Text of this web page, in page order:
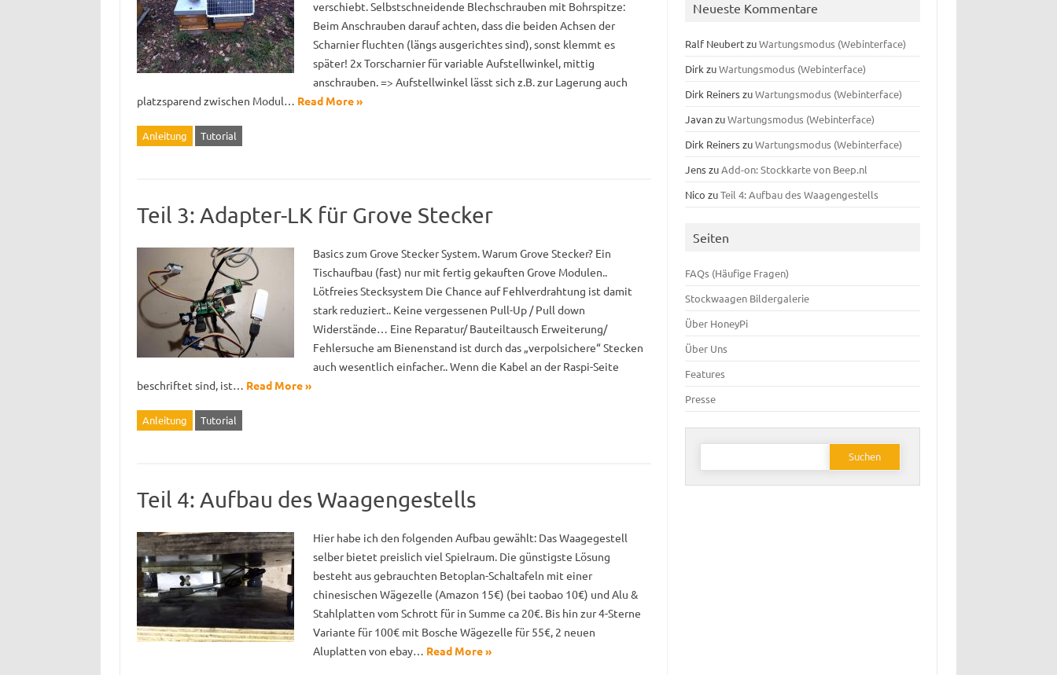
verschiebt. Selbstschneidende Blechschrauben mit Bohrspitze:
Beim Anschrauben darauf achten, dass die beiden Achsen der
Scharnier fluchten (längs ausgerichtes sind), sonst klemmt es
später! 2x Torscharnier für variable Aufstellwinkel, mittig
anschrauben. => Aufstellwinkel lässt sich z.B. zur Lagerung auch
platzsparend zwischen Modul… Read More »
Anleitung Tutorial
Teil 3: Adapter-LK für Grove Stecker
Basics zum Grove Stecker System. Warum Grove Stecker? Ein
Tischaufbau (fast) nur mit fertig gekauften Grove Modulen..
Lötfreies Stecksystem Die Chance auf Fehlverdrahtung ist damit
stark reduziert.. Keine vergessenen Pull-Up / Pull down
Widerstände… Eine Reparatur/ Bauteiltausch Erweiterung/
Fehlersuche am Bienenstand ist durch das „verpolsichere“ Stecken
auch wesentlich einfacher.. Wenn die Kabel an der Raspi-Seite
beschriftet sind, ist… Read More »
Anleitung Tutorial
Teil 4: Aufbau des Waagengestells
Hier habe ich den folgenden Aufbau gewählt: Das Waagegestell
selber bietet preislich viel Spielraum. Die günstigste Lösung
besteht aus gebrauchten Betoplan-Schaltafeln mit einer
chinesischen Wägezelle (Amazon 15€) (bei taobao 10€) und Alu &
Stahlplatten vom Schrott für in Summe ca 20€. Bis hin zur 4-Sterne
Variante für 100€ mit Bosche Wägezelle für 55€, 2 neuen
Aluplatten von ebay… Read More »
Neueste Kommentare
Ralf NeubertzuWartungsmodus (Webinterface)
Dirk zuWartungsmodus (Webinterface)
Dirk ReinerszuWartungsmodus (Webinterface)
JavanzuWartungsmodus (Webinterface)
Dirk ReinerszuWartungsmodus (Webinterface)
JenszuAdd-on: Stockkarte von Beep.nl
Nico zuTeil 4: Aufbau des Waagengestells
Seiten
FAQs (Häufige Fragen)
Stockwaagen Bildergalerie
Über HoneyPi
Über Uns
Features
Presse
Suchen